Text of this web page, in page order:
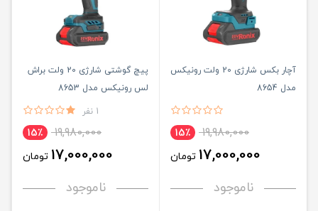
آچار بکس شارژی 20 ولت رونیکس
مدل 8654
19,980,000 15٪
17,000,000 تومان
ناموجود
پیچ گوشتی شارژی 20 ولت براش
لس رونیکس مدل 8653
1 نفر
19,980,000 15٪
17,000,000 تومان
ناموجود